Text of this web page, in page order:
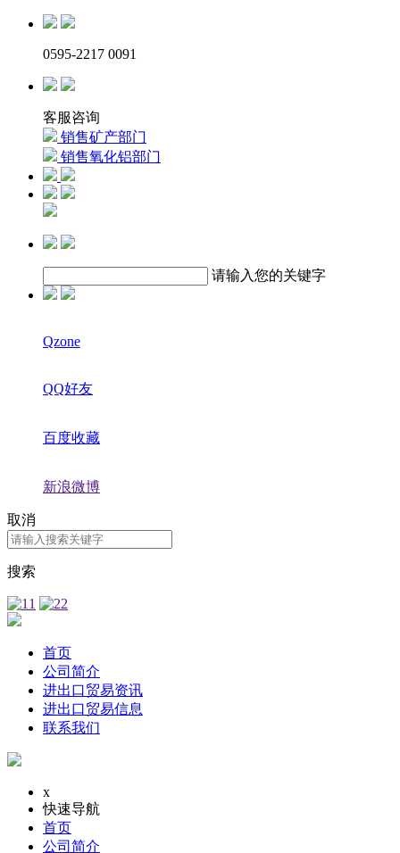
0595-2217 0091
客服咨询
销售矿产部门
销售氧化铝部门
请输入您的关键字
Qzone
QQ好友
百度收藏
新浪微博
取消
搜索
首页
公司简介
进出口贸易资讯
进出口贸易信息
联系我们
x
快速导航
首页
公司简介